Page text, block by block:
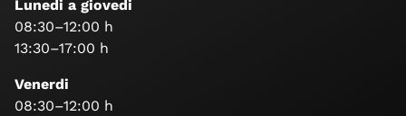
Lunedi a giovedi
08:30–12:00 h
13:30–17:00 h
Venerdi
08:30–12:00 h